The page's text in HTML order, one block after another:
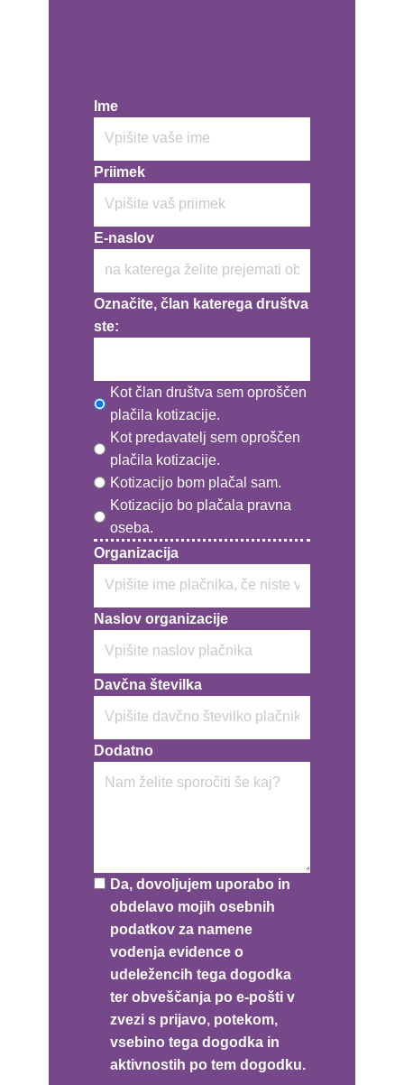
Ime
Priimek
E-naslov
Označite, član katerega društva
ste:
Kot član društva sem oproščen
plačila kotizacije.
Kot predavatelj sem oproščen
plačila kotizacije.
Kotizacijo bom plačal sam.
Kotizacijo bo plačala pravna
oseba.
Organizacija
Naslov organizacije
Davčna številka
Dodatno
Da, dovoljujem uporabo in
obdelavo mojih osebnih
podatkov za namene
vodenja evidence o
udeležencih tega dogodka
ter obveščanja po e-pošti v
zvezi s prijavo, potekom,
vsebino tega dogodka in
aktivnostih po tem dogodku.